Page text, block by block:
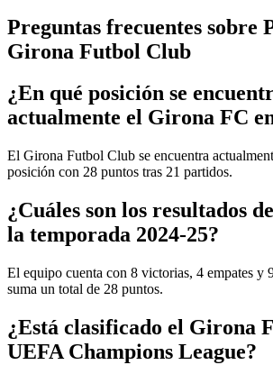
Preguntas frecuentes sobre
Girona Futbol Club
¿En qué posición se
actualmente el Girona FC
El Girona Futbol Club se encuentra
posición con 28 puntos tras 21 partidos.
¿Cuáles son los resultados
la temporada 2024-25?
El equipo cuenta con 8 victorias, 4 empates y
suma un total de 28 puntos.
¿Está clasificado el Girona
UEFA Champions League?